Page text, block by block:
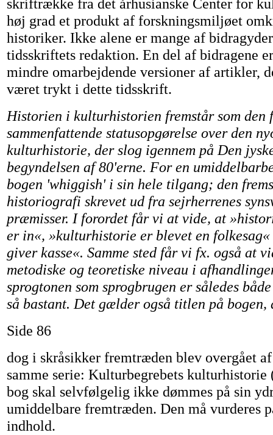
skriftrække fra det århusianske Center for
høj grad et produkt af forskningsmiljøet
historiker. Ikke alene er mange af
tidsskriftets redaktion. En del af bidragene
mindre omarbejdende versioner af artikler,
været trykt i dette tidsskrift.
Historien i kulturhistorien fremstår som den
sammenfattende statusopgørelse over den
kulturhistorie, der slog igennem på Den
begyndelsen af 80'erne. For en
bogen 'whiggish' i sin hele tilgang; den
historiografi skrevet ud fra sejrherrenes
præmisser. I forordet får vi at vide, at
er in«, »kulturhistorie er blevet en
giver kasse«. Samme sted får vi fx. også at
metodiske og teoretiske niveau i
sprogtonen som sprogbrugen er således
så bastant. Det gælder også titlen på bogen,
Side 86
dog i skråsikker fremtræden blev overgået
samme serie: Kulturbegrebets kulturhistorie
bog skal selvfølgelig ikke dømmes på sin
umiddelbare fremtræden. Den må vurderes
indhold.